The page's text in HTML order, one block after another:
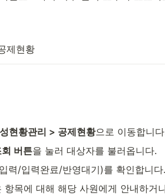
제현황
현황관리 > 공제현황으로 이동합니
회 버튼을 눌러 대상자를 불러옵니다.
력/입력완료/반영대기)를 확인합니다.
목에 대해 해당 사원에게 안내하거